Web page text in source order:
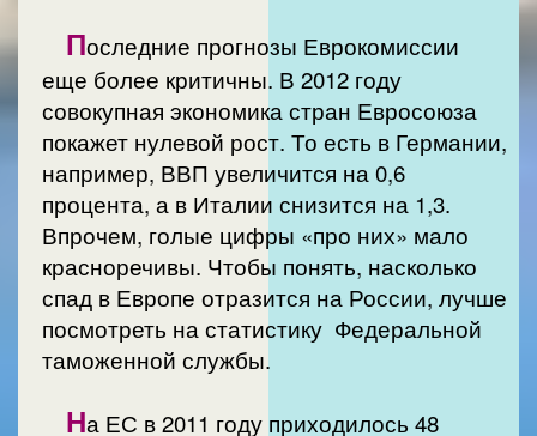
Последние прогнозы Еврокомиссии
еще более критичны. В 2012 году
совокупная экономика стран Евросоюза
покажет нулевой рост. То есть в Германии,
например, ВВП увеличится на 0,6
процента, а в Италии снизится на 1,3.
Впрочем, голые цифры «про них» мало
красноречивы. Чтобы понять, насколько
спад в Европе отразится на России, лучше
посмотреть на статистику Федеральной
таможенной службы.
На ЕС в 2011 году приходилось 48